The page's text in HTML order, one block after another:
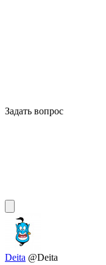
Задать вопрос
Deita @Deita